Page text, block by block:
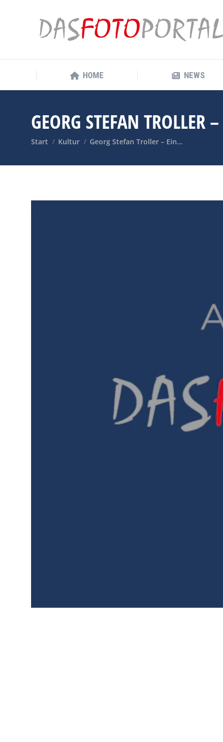
HOME NEWS
GEORG STEFAN
Sie befinden sich hier:
Start Kultur Georg Stefan Troller – Ein…
HOME NEWS